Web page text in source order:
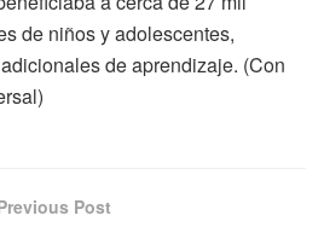
de niños y adolescentes,
de aprendizaje. (Con
Post